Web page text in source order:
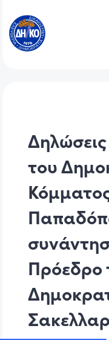
του
Πρόεδρο